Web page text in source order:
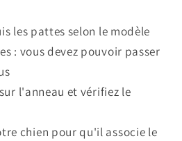
les pattes selon le modèle
: vous devez pouvoir passer
l'anneau et vérifiez le
chien pour qu'il associe le